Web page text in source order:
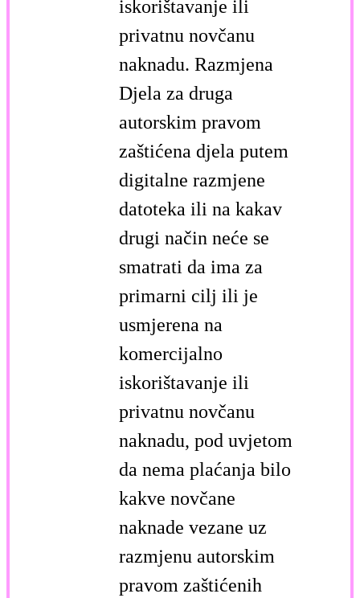
iskorištavanje ili
privatnu novčanu
naknadu. Razmjena
Djela za druga
autorskim pravom
zaštićena djela putem
digitalne razmjene
datoteka ili na kakav
drugi način neće se
smatrati da ima za
primarni cilj ili je
usmjerena na
komercijalno
iskorištavanje ili
privatnu novčanu
naknadu, pod uvjetom
da nema plaćanja bilo
kakve novčane
naknade vezane uz
razmjenu autorskim
pravom zaštićenih